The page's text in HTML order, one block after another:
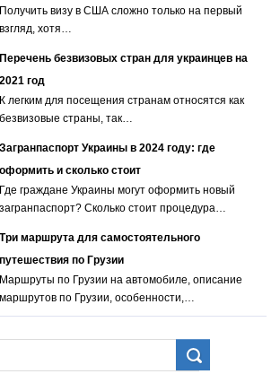
Получить визу в США сложно только на первый
взгляд, хотя…
Перечень безвизовых стран для украинцев на
2021 год
К легким для посещения странам относятся как
безвизовые страны, так…
Загранпаспорт Украины в 2024 году: где
оформить и сколько стоит
Где граждане Украины могут оформить новый
загранпаспорт? Сколько стоит процедура…
Три маршрута для самостоятельного
путешествия по Грузии
Маршруты по Грузии на автомобиле, описание
маршрутов по Грузии, особенности,…